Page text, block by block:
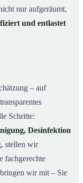
nur aufgeräumt,
und entlastet
– auf
Schritte:
Desinfektion
stellen wir
fachgerechte
wir mit – Sie